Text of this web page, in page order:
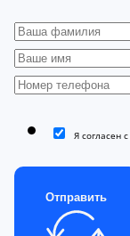
Я согласен с
Отправить